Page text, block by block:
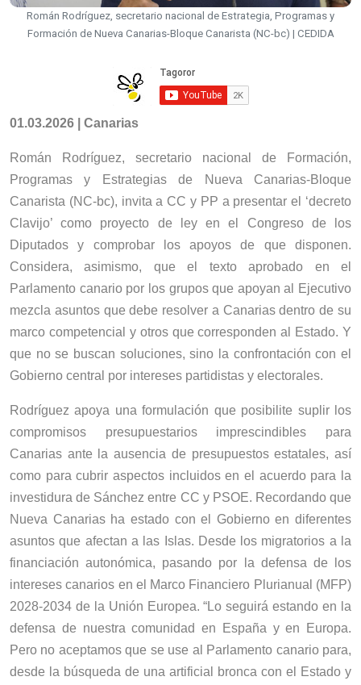
Román Rodríguez, secretario nacional de Estrategia, Programas y
Formación de Nueva Canarias-Bloque Canarista (NC-bc) | CEDIDA
01.03.2026 | Canarias
Román Rodríguez, secretario nacional de Formación,
Programas y Estrategias de Nueva Canarias-Bloque
Canarista (NC-bc), invita a CC y PP a presentar el ‘decreto
Clavijo’ como proyecto de ley en el Congreso de los
Diputados y comprobar los apoyos de que disponen.
Considera, asimismo, que el texto aprobado en el
Parlamento canario por los grupos que apoyan al Ejecutivo
mezcla asuntos que debe resolver a Canarias dentro de su
marco competencial y otros que corresponden al Estado. Y
que no se buscan soluciones, sino la confrontación con el
Gobierno central por intereses partidistas y electorales.
Rodríguez apoya una formulación que posibilite suplir los
compromisos presupuestarios imprescindibles para
Canarias ante la ausencia de presupuestos estatales, así
como para cubrir aspectos incluidos en el acuerdo para la
investidura de Sánchez entre CC y PSOE. Recordando que
Nueva Canarias ha estado con el Gobierno en diferentes
asuntos que afectan a las Islas. Desde los migratorios a la
financiación autonómica, pasando por la defensa de los
intereses canarios en el Marco Financiero Plurianual (MFP)
2028-2034 de la Unión Europea. “Lo seguirá estando en la
defensa de nuestra comunidad en España y en Europa.
Pero no aceptamos que se use al Parlamento canario para,
desde la búsqueda de una artificial bronca con el Estado y